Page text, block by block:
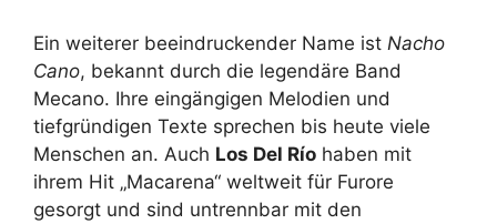
Ein weiterer beeindruckender Name ist Nacho
Cano, bekannt durch die legendäre Band
Mecano. Ihre eingängigen Melodien und
tiefgründigen Texte sprechen bis heute viele
Menschen an. Auch Los Del Río haben mit
ihrem Hit „Macarena“ weltweit für Furore
gesorgt und sind untrennbar mit den